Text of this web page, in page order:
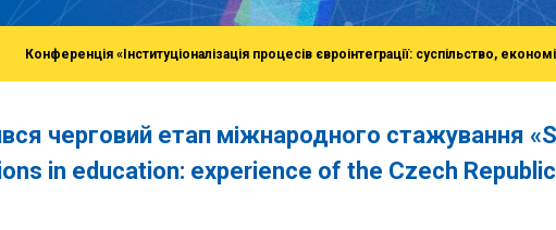
Конференція «Інституціоналізація процесів євроінтеграції: суспільство,
черговий етап міжнародного стажування
in education: experience of the Czech